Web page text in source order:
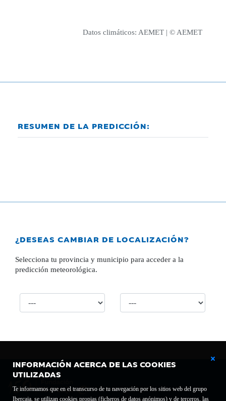
INFORMACIÓN ACERCA DE LAS COOKIES
UTILIZADAS
Te informamos que en el transcurso de tu navegación por los sitios web del grupo
Ibercaja, se utilizan cookies propias (ficheros de datos anónimos) y de terceros, las
Datos climáticos: AEMET | © AEMET
RESUMEN DE LA PREDICCIÓN:
¿DESEAS CAMBIAR DE LOCALIZACIÓN?
Selecciona tu provincia y municipio para acceder a la
predicción meteorológica.